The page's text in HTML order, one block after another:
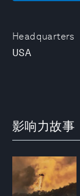
Headquarters
USA
影响力故事